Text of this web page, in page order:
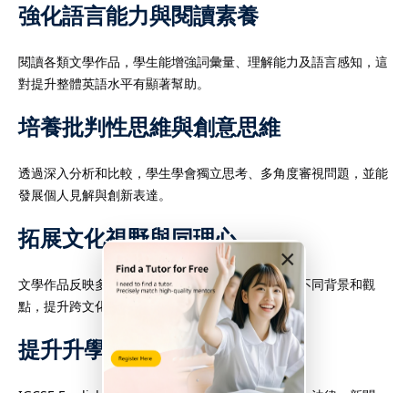
×
強化語言能力與閱讀素養
閱讀各類文學作品，學生能增強詞彙量、理解能力及語言感知，這
對提升整體英語水平有顯著幫助。
培養批判性思維與創意思維
透過深入分析和比較，學生學會獨立思考、多角度審視問題，並能
發展個人見解與創新表達。
拓展文化視野與同理心
文學作品反映多元文化及社會問題，幫助學生理解不同背景和觀
點，提升跨文化溝通與同理心。
提升升學與職場競爭力